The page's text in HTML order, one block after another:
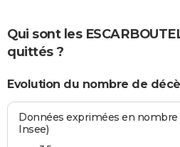
Qui sont les
quittés ?
Evolution du nombre de
Données exprimées en nombre
Insee)